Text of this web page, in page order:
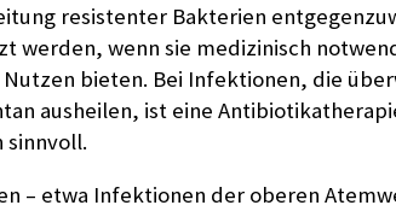
resistenter Bakterien
werden, wenn sie medizinisch
bieten. Bei Infektionen, die
ausheilen, ist eine
sinnvoll.
– etwa Infektionen der oberen